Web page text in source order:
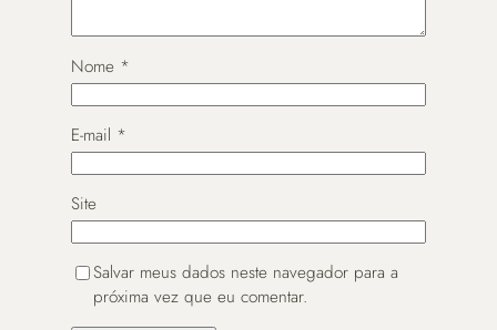
Nome *
E-mail *
Site
Salvar meus dados neste navegador para a
próxima vez que eu comentar.